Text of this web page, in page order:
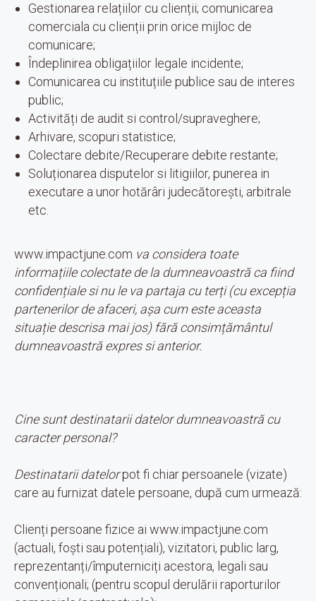
Gestionarea relațiilor cu clienții; comunicarea
comerciala cu clienții prin orice mijloc de
comunicare;
Îndeplinirea obligațiilor legale incidente;
Comunicarea cu instituțiile publice sau de interes
public;
Activități de audit si control/supraveghere;
Arhivare, scopuri statistice;
Colectare debite/Recuperare debite restante;
Soluționarea disputelor si litigiilor, punerea in
executare a unor hotărâri judecătorești, arbitrale
etc.
www.impactjune.com va considera toate
informațiile colectate de la dumneavoastră ca fiind
confidențiale si nu le va partaja cu terți (cu excepția
partenerilor de afaceri, așa cum este aceasta
situație descrisa mai jos) fără consimțământul
dumneavoastră expres si anterior.
Cine sunt destinatarii datelor dumneavoastră cu
caracter personal?
Destinatarii datelorpot fi chiar persoanele (vizate)
care au furnizat datele persoane, după cum urmează:
Clienți persoane fizice ai www.impactjune.com
(actuali, foști sau potențiali), vizitatori, public larg,
reprezentanți/împuterniciți acestora, legali sau
convenționali; (pentru scopul derulării raporturilor